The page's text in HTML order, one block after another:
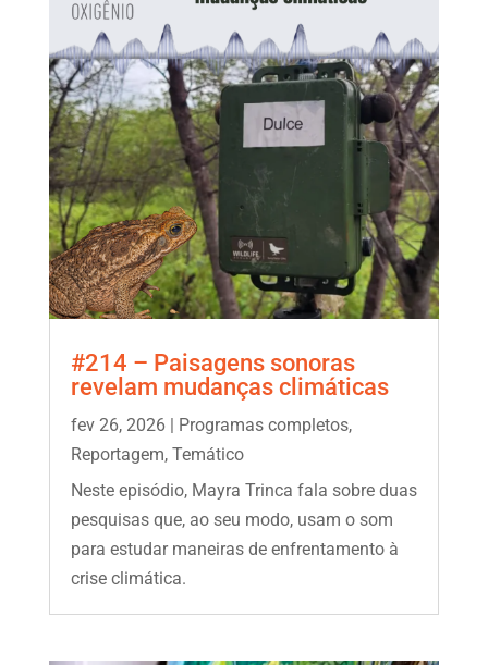
#214 – Paisagens sonoras
revelam mudanças climáticas
fev 26, 2026| Programas completos,
Reportagem, Temático
Neste episódio, Mayra Trinca fala sobre duas
pesquisas que, ao seu modo, usam o som
para estudar maneiras de enfrentamento à
crise climática.